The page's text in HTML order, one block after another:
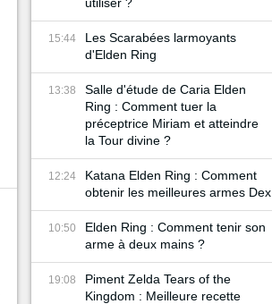
15:44
Les Scarabées larmoyants
d'Elden Ring
13:38
Salle d'étude de Caria Elden
Ring : Comment tuer la
préceptrice Miriam et atteindre
la Tour divine ?
12:24
Katana Elden Ring : Comment
obtenir les meilleures armes Dex
10:50
Elden Ring : Comment tenir son
arme à deux mains ?
19:08
Piment Zelda Tears of the
Kingdom : Meilleure recette